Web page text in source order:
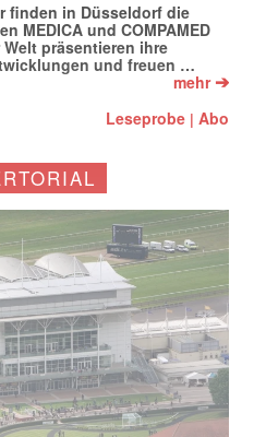
finden in Düsseldorf die
MEDICA und COMPAMED
präsentieren ihre
und freuen …
mehr➔
Leseprobe |Abo